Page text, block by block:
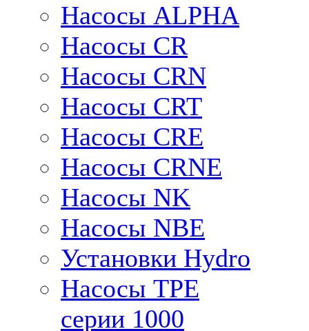
Насосы ALPHA
Насосы CR
Насосы CRN
Насосы CRT
Насосы CRE
Насосы CRNE
Насосы NK
Насосы NBE
Установки Hydro
Насосы TPE
серии 1000